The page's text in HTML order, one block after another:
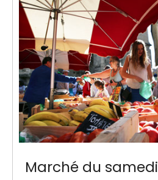
Marché du samedi